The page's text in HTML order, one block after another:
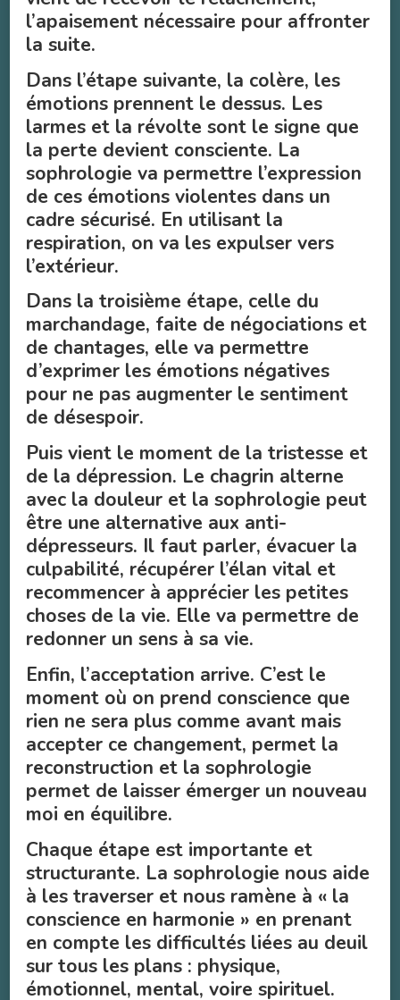
l’apaisement nécessaire pour affronter
la suite.
Dans l’étape suivante, la colère, les
émotions prennent le dessus. Les
larmes et la révolte sont le signe que
la perte devient consciente. La
sophrologie va permettre l’expression
de ces émotions violentes dans un
cadre sécurisé. En utilisant la
respiration, on va les expulser vers
l’extérieur.
Dans la troisième étape, celle du
marchandage, faite de négociations et
de chantages, elle va permettre
d’exprimer les émotions négatives
pour ne pas augmenter le sentiment
de désespoir.
Puis vient le moment de la tristesse et
de la dépression. Le chagrin alterne
avec la douleur et la sophrologie peut
être une alternative aux anti-
dépresseurs. Il faut parler, évacuer la
culpabilité, récupérer l’élan vital et
recommencer à apprécier les petites
choses de la vie. Elle va permettre de
redonner un sens à sa vie.
Enfin, l’acceptation arrive. C’est le
moment où on prend conscience que
rien ne sera plus comme avant mais
accepter ce changement, permet la
reconstruction et la sophrologie
permet de laisser émerger un nouveau
moi en équilibre.
Chaque étape est importante et
structurante. La sophrologie nous aide
à les traverser et nous ramène à « la
conscience en harmonie » en prenant
en compte les difficultés liées au deuil
sur tous les plans : physique,
émotionnel, mental, voire spirituel.